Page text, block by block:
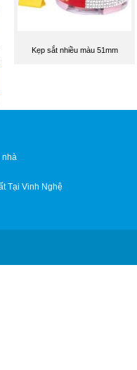
Kẹp sắt nhiều màu 51mm
nhà
Tại Vinh Nghệ